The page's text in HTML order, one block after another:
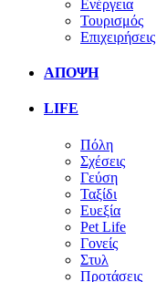
Ενέργεια
Τουρισμός
Επιχειρήσεις
ΑΠΟΨΗ
LIFE
Πόλη
Σχέσεις
Γεύση
Ταξίδι
Ευεξία
Pet Life
Γονείς
Στυλ
Προτάσεις